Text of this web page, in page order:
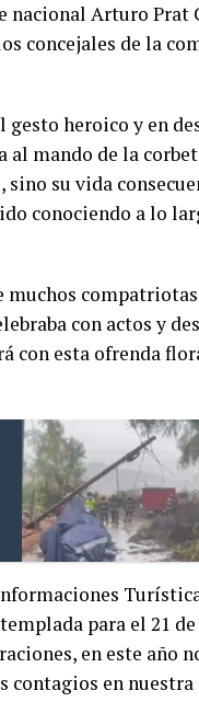
nacional Arturo Prat
concejales de la
gesto heroico y en
al mando de la
su vida
conociendo a lo
muchos
con actos y
con esta ofrenda
para el 21
en este año
contagios en nuestra